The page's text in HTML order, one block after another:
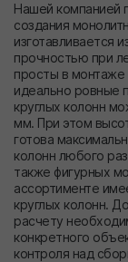
Нашей компанией
создания
изготавливается
прочностью при
просты в
идеально ровные
круглых колонн
мм. При этом
готова
колонн любого
также фигурных
ассортименте
круглых колонн.
расчету
конкретного
контроля над